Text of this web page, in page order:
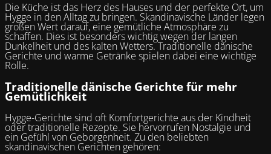
Die Küche ist das Herz des Hauses und der perfekte Ort, um
Hygge in den Alltag zu bringen. Skandinavische Länder legen
großen Wert darauf, eine gemütliche Atmosphäre zu
schaffen. Dies ist besonders wichtig wegen der langen
Dunkelheit und des kalten Wetters. Traditionelle dänische
Gerichte und warme Getränke spielen dabei eine wichtige
Rolle.
Traditionelle dänische Gerichte für mehr
Gemütlichkeit
Hygge-Gerichte sind oft Komfortgerichte aus der Kindheit
oder traditionelle Rezepte. Sie hervorrufen Nostalgie und
ein Gefühl von Geborgenheit. Zu den beliebten
skandinavischen Gerichten gehören: